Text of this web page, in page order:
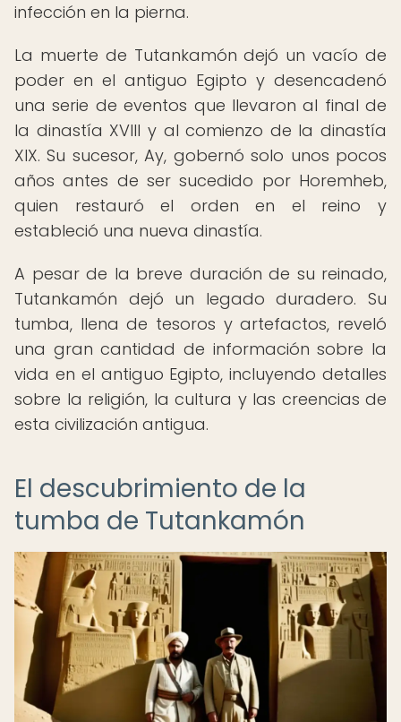
infección en la pierna.
La muerte de Tutankamón dejó un vacío de
poder en el antiguo Egipto y desencadenó
una serie de eventos que llevaron al final de
la dinastía XVIII y al comienzo de la dinastía
XIX. Su sucesor, Ay, gobernó solo unos pocos
años antes de ser sucedido por Horemheb,
quien restauró el orden en el reino y
estableció una nueva dinastía.
A pesar de la breve duración de su reinado,
Tutankamón dejó un legado duradero. Su
tumba, llena de tesoros y artefactos, reveló
una gran cantidad de información sobre la
vida en el antiguo Egipto, incluyendo detalles
sobre la religión, la cultura y las creencias de
esta civilización antigua.
El descubrimiento de la
tumba de Tutankamón